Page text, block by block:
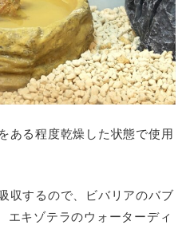
ある程度乾燥した状態で使用
収するので、ビバリアのバブ
エキゾテラのウォーターディ